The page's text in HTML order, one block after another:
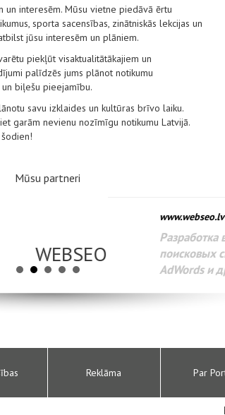
un interesēm. Mūsu vietne piedāvā ērtu
sporta sacensības, zinātniskās lekcijas un
jūsu interesēm un plāniem.
piekļūt visaktualitātākajiem un
palīdzēs jums plānot notikumu
biļešu pieejamību.
savu izklaides un kultūras brīvo laiku.
garām nevienu nozīmīgu notikumu Latvijā.
Mūsu partneri
Администрирование веб-сайтов.
интернета. Раскрутка веб-сайтов.
Reklāma Par